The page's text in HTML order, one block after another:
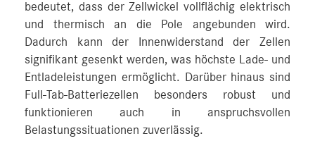
bedeutet, dass der Zellwickel vollflächig elektrisch
und thermisch an die Pole angebunden wird.
Dadurch kann der Innenwiderstand der Zellen
signifikant gesenkt werden, was höchste Lade- und
Entladeleistungen ermöglicht. Darüber hinaus sind
Full-Tab-Batteriezellen besonders robust und
funktionieren auch in anspruchsvollen
Belastungssituationen zuverlässig.